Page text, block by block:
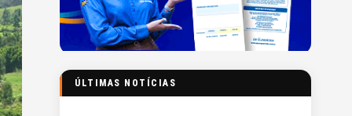
ÚLTIMAS NOTÍCIAS